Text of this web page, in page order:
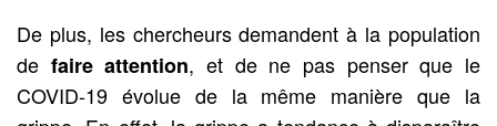
De plus, les chercheurs demandent à la population
de faire attention, et de ne pas penser que le
COVID-19 évolue de la même manière que la